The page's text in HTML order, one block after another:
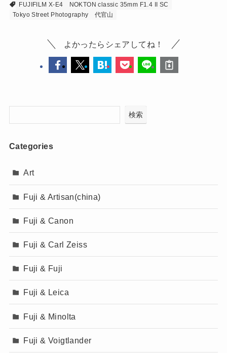
FUJIFILM X-E4
NOKTON classic 35mm F1.4 II SC
Tokyo Street Photography
代官山
よかったらシェアしてね！
検索
Categories
Art
Fuji & Artisan(china)
Fuji & Canon
Fuji & Carl Zeiss
Fuji & Fuji
Fuji & Leica
Fuji & Minolta
Fuji & Voigtlander